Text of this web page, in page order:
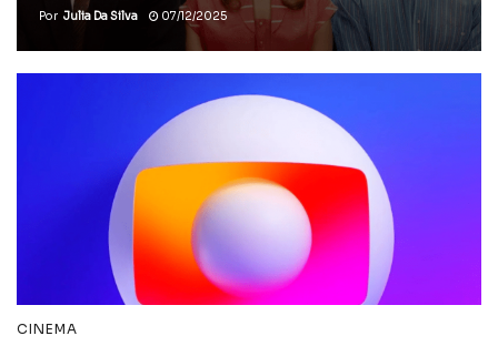
Por Julia Da Silva 07/12/2025
CINEMA